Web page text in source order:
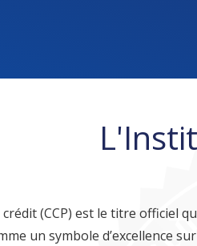
(CCP) est le titre officiel
un symbole d’excellence